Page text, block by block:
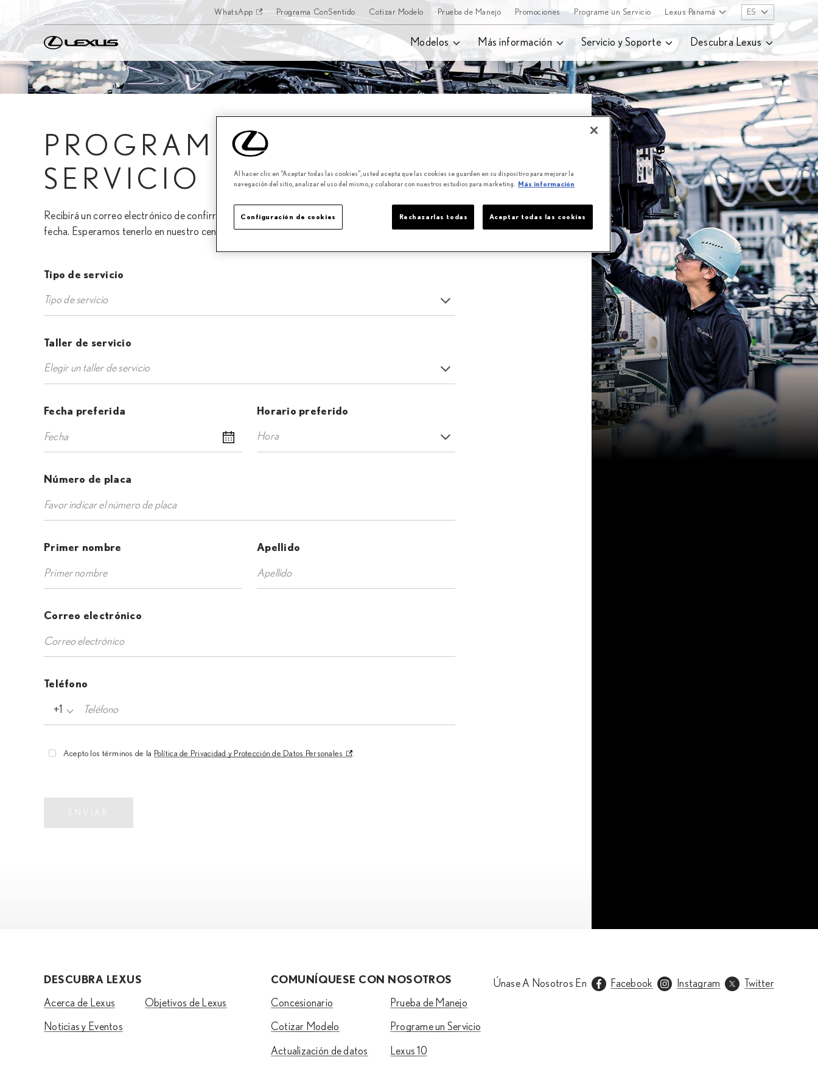
WhatsApp Programa ConSentido Cotizar Modelo Prueba de Manejo Promociones Programe un Servicio Lexus Panamá ES
Modelos Más información Servicio y Soporte Descubra Lexus
PROGRAME UN
SERVICIO
Recibirá un correo electrónico de confirmación y un recordatorio de que su servicio se acerca a la
fecha. Esperamos tenerlo en nuestro centro de servicio.
Tipo de servicio
Tipo de servicio
Taller de servicio
Elegir un taller de servicio
Fecha preferida Horario preferido
Hora
Número de placa
Primer nombre Apellido
Correo electrónico
Teléfono
+1
Acepto los términos de la Política de Privacidad y Protección de Datos Personales
ENVIAR
DESCUBRA LEXUS
Acerca de Lexus Objetivos de Lexus
Noticias y Eventos
COMUNÍQUESE CON NOSOTROS
Concesionario Prueba de Manejo
Cotizar Modelo Programe un Servicio
Actualización de datos Lexus 10
Únase A Nosotros En Facebook Instagram Twitter
Al hacer clic en “Aceptar todas las cookies”, usted acepta que las cookies se guarden en su dispositivo para mejorar la
navegación del sitio, analizar el uso del mismo, y colaborar con nuestros estudios para marketing.
Más información
Rechazarlas todas Aceptar todas las cookies
Configuración de cookies